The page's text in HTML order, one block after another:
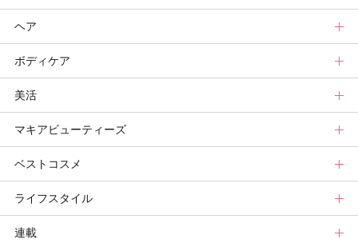
スキンケアまとめ
スキンケア診断
ニュース
メイクまとめ
ベースメイクカタログ
メイク診断
新色トップ
クリスマスコフレ
秋新色
新色コスメスウォッチ
ビューティ速報
ヘア
ヘアトップ
ニュース
ヘアカタログ
ヘアまとめ
ヘア診断
ボディケア
ボディケアトップ
ニュース
ボディケアまとめ
ボディケア診断
美活
美活トップ
美活グランプリ
ヘルスケア・ダイエット
マキアビューティーズ
マキアビューティーズトップ
TOPビューティーズ一覧
ビューティーズ一覧
ベストコスメ
ベストコスメトップ
ベストコスメ
ライフスタイル
ライフスタイルトップ
連載